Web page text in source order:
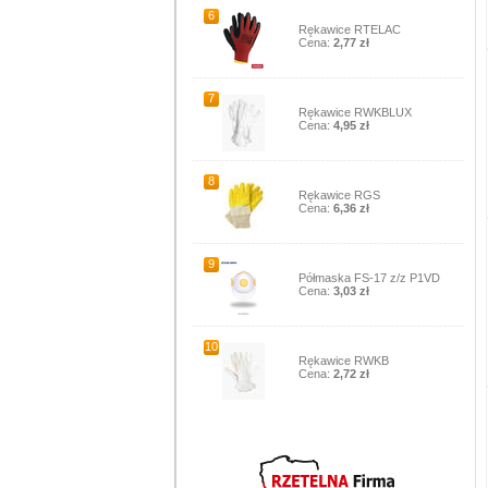
6
Rękawice RTELAC
Cena: 2,77 zł
7
Rękawice RWKBLUX
Cena: 4,95 zł
8
Rękawice RGS
Cena: 6,36 zł
9
Półmaska FS-17 z/z P1VD
Cena: 3,03 zł
10
Rękawice RWKB
Cena: 2,72 zł